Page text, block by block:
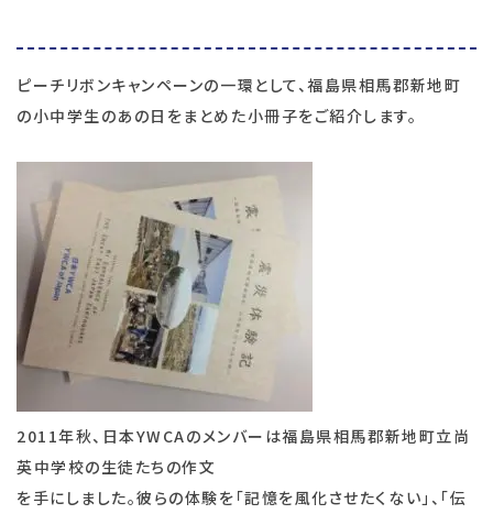
ピーチリボンキャンペーンの一環として、福島県相馬郡新地町
の小中学生のあの日をまとめた小冊子をご紹介します。
2011年秋、日本YWCAのメンバーは福島県相馬郡新地町立尚
英中学校の生徒たちの作文
を手にしました。彼らの体験を「記憶を風化させたくない」、「伝